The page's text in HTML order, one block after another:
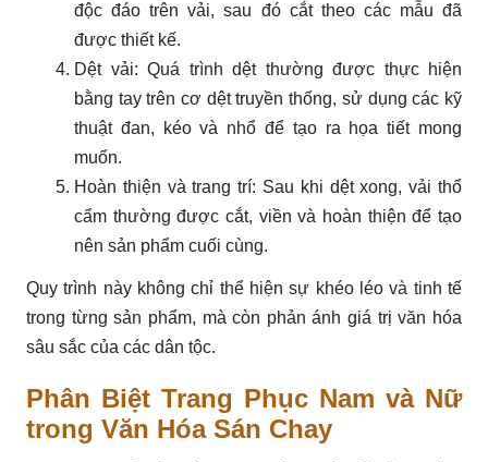
độc đáo trên vải, sau đó cắt theo các mẫu đã
được thiết kế.
Dệt vải: Quá trình dệt thường được thực hiện
bằng tay trên cơ dệt truyền thống, sử dụng các kỹ
thuật đan, kéo và nhổ để tạo ra họa tiết mong
muốn.
Hoàn thiện và trang trí: Sau khi dệt xong, vải thổ
cẩm thường được cắt, viền và hoàn thiện để tạo
nên sản phẩm cuối cùng.
Quy trình này không chỉ thể hiện sự khéo léo và tinh tế
trong từng sản phẩm, mà còn phản ánh giá trị văn hóa
sâu sắc của các dân tộc.
Phân Biệt Trang Phục Nam và Nữ
trong Văn Hóa Sán Chay